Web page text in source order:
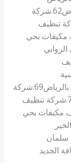
62.شركة
تنظيف
مكيفات بحي
69.شركة
70.شركة تنظيف
مكيفات بحي
سلمان
الجديد